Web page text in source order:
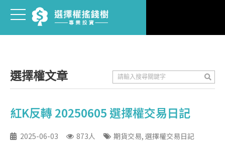
選擇權文章
紅K反轉 20250605 選擇權交易日記
2025-06-03 873人 期貨交易, 選擇權交易日記